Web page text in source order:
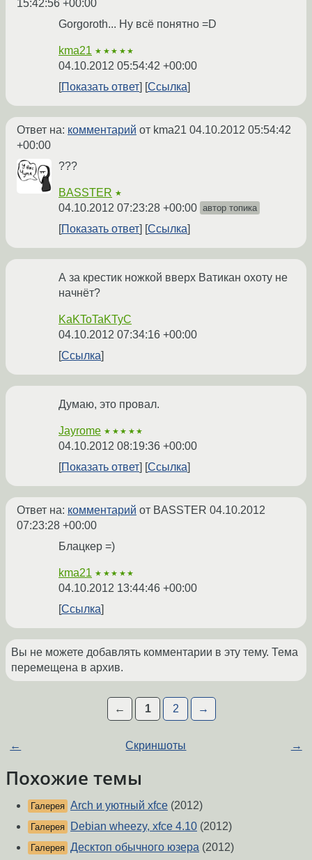
15:42:56 +00:00
Gorgoroth... Ну всё понятно =D
kma21 ★★★★★
04.10.2012 05:54:42 +00:00
Показать ответ
Ссылка
Ответ на: комментарий от kma21 04.10.2012 05:54:42
+00:00
???
BASSTER ★
04.10.2012 07:23:28 +00:00 автор топика
Показать ответ Ссылка
А за крестик ножкой вверх Ватикан охоту не
начнёт?
KaKToTaKTyC
04.10.2012 07:34:16 +00:00
Ссылка
Думаю, это провал.
Jayrome ★★★★★
04.10.2012 08:19:36 +00:00
Показать ответ
Ссылка
Ответ на: комментарий от BASSTER 04.10.2012
07:23:28 +00:00
Блацкер =)
kma21 ★★★★★
04.10.2012 13:44:46 +00:00
Ссылка
Вы не можете добавлять комментарии в эту тему. Тема
перемещена в архив.
← 1 2 →
← Скриншоты →
Похожие темы
Галерея Arch и уютный xfce (2012)
Галерея Debian wheezy, xfce 4.10 (2012)
Галерея Десктоп обычного юзера (2012)